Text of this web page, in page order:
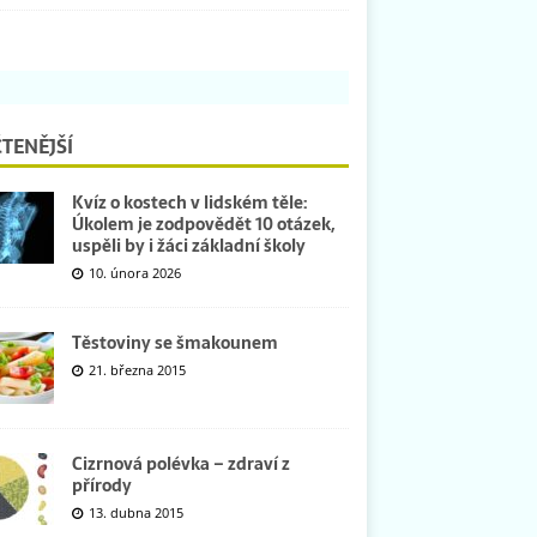
Kvíz o kostech v lidském těle:
Úkolem je zodpovědět 10 otázek,
uspěli by i žáci základní školy
10. února 2026
Těstoviny se šmakounem
21. března 2015
Cizrnová polévka – zdraví z
přírody
13. dubna 2015